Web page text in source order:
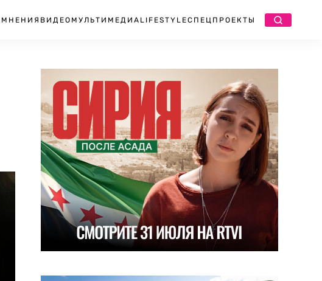
МНЕНИЯ ВИДЕО МУЛЬТИМЕДИА LIFESTYLEСПЕЦПРОЕКТЫ